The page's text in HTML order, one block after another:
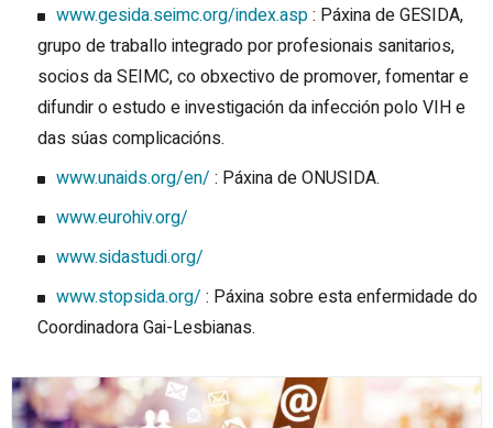
www.gesida.seimc.org/index.asp: Páxina de GESIDA,
grupo de traballo integrado por profesionais sanitarios,
socios da SEIMC, co obxectivo de promover, fomentar e
difundir o estudo e investigación da infección polo VIH e
das súas complicacións.
www.unaids.org/en/ : Páxina de ONUSIDA.
www.eurohiv.org/
www.sidastudi.org/
www.stopsida.org/ : Páxina sobre esta enfermidade do
Coordinadora Gai-Lesbianas.